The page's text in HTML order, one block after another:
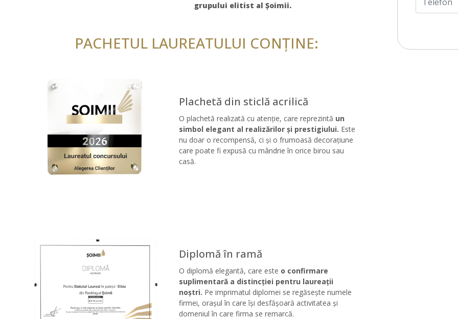
grupului elitist al Șoimii.
PACHETUL LAUREATULUI CONȚINE:
Plachetă din sticlă acrilică
O plachetă realizată cu atenție, care reprezintă un
simbol elegant al realizărilor și prestigiului. Este
nu doar o recompensă, ci și o frumoasă decorațiune
care poate fi expusă cu mândrie în orice birou sau
casă.
Diplomă în ramă
O diplomă elegantă, care este o confirmare
suplimentară a distincției pentru laureații
noștri. Pe imprimatul diplomei se regăsește numele
firmei, orașul în care își desfășoară activitatea și
domeniul în care firma se remarcă.